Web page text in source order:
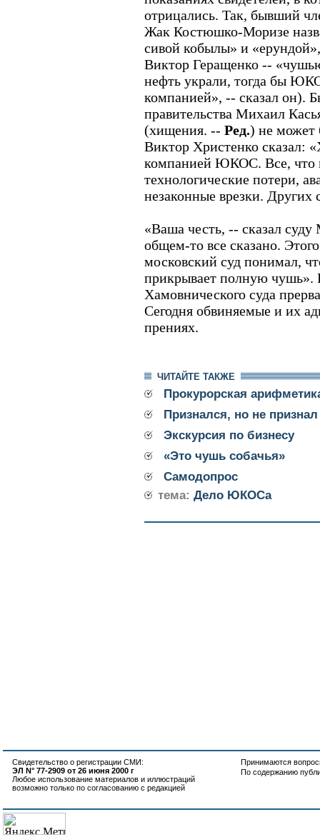
отрицались. Так, бывший
Жак Костюшко-Моризе
сивой кобылы» и
Виктор Геращенко --
нефть украли, тогда бы
компанией», -- сказал он).
правительства Михаил
(хищения. -- Ред.) не может
Виктор Христенко сказал:
компанией ЮКОС. Все, что
технологические потери,
незаконные врезки. Других
«Ваша честь, -- сказал
общем-то все сказано.
московский суд понимал,
прикрывает полную чушь».
Хамовнического суда
Сегодня обвиняемые и их
прениях.
ЧИТАЙТЕ ТАКЖЕ
Прокурорская
Признался, но не признал
Экскурсия по бизнесу
«Это чушь собачья»
Самодопрос
тема: Дело ЮКОСа
Свидетельство о регистрации СМИ:
ЭЛ N° 77-2909 от 26 июня 2000 г
Любое использование материалов и иллюстраций
возможно только по согласованию с редакцией
Принимаются
По содержанию